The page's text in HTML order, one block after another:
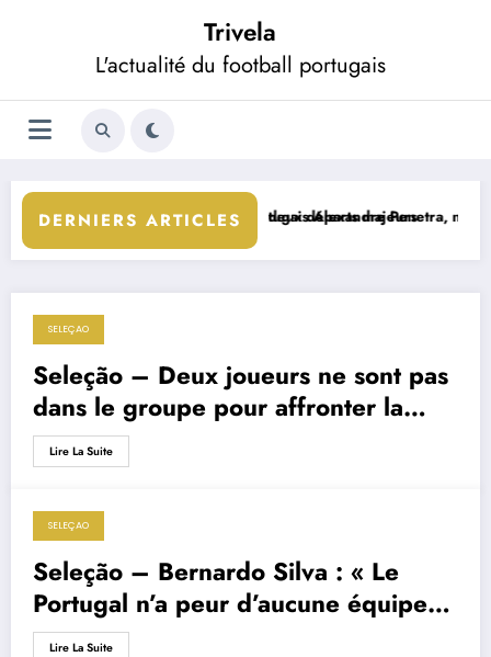
Trivela
L'actualité du football portugais
DERNIERS ARTICLES
totalement relancée après deux départs majeurs
Le défenseur portugais Alexandre Penetra, nouvelle
7 septembre 2019
SELEÇAO
Seleção – Deux joueurs ne sont pas
dans le groupe pour affronter la
Serbie
Lire La Suite
6 septembre 2019
SELEÇAO
Seleção – Bernardo Silva : « Le
Portugal n’a peur d’aucune équipe
… »
Lire La Suite